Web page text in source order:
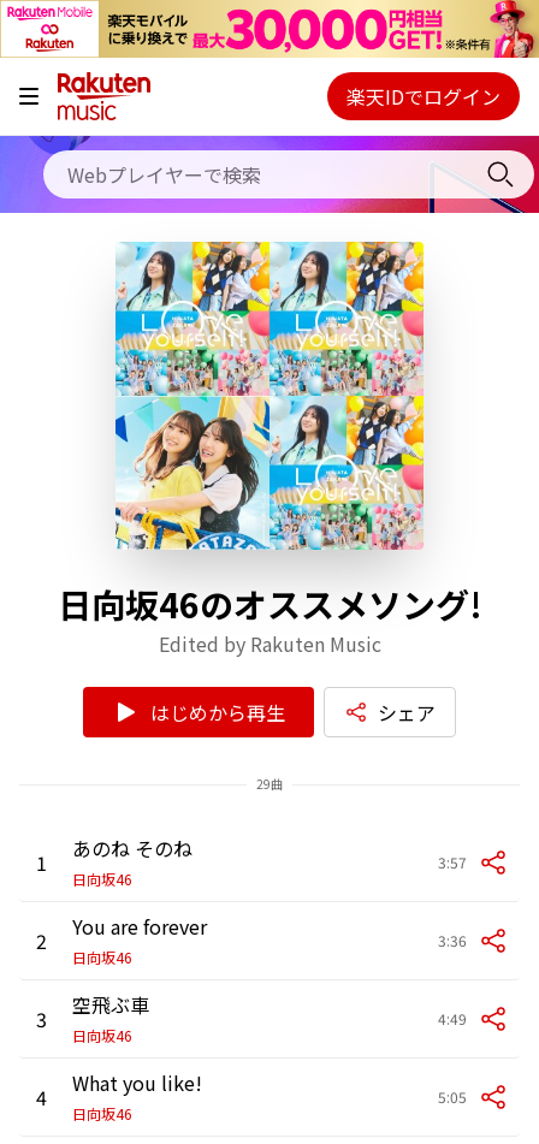
キャンペーン
料金プラン
使い方
初回30日間無料お試し
Webプレイヤー
ご契約内容の確認・変更
楽天IDでログイン
日向坂46のオススメソング!
Edited by Rakuten Music
はじめから再生 シェア
29曲
1 あのね そのね
日向坂46
3:57
2 You are forever
日向坂46
3:36
3 空飛ぶ車
日向坂46
4:49
4 What you like!
日向坂46
5:05